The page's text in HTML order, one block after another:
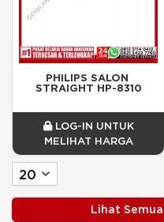
PHILIPS SALON
STRAIGHT HP-8310
LOG-IN UNTUK
MELIHAT HARGA
Lihat